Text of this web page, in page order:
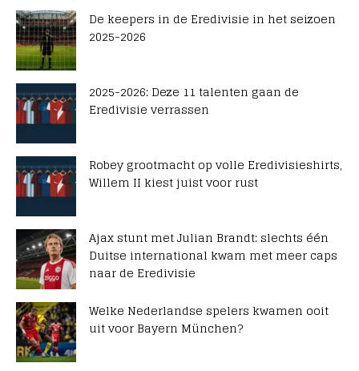
De keepers in de Eredivisie in het seizoen
2025-2026
2025-2026: Deze 11 talenten gaan de
Eredivisie verrassen
Robey grootmacht op volle Eredivisieshirts,
Willem II kiest juist voor rust
Ajax stunt met Julian Brandt: slechts één
Duitse international kwam met meer caps
naar de Eredivisie
Welke Nederlandse spelers kwamen ooit
uit voor Bayern München?